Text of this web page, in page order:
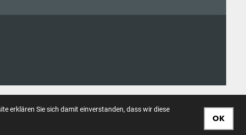
OK
erklären Sie sich damit einverstanden, dass wir diese